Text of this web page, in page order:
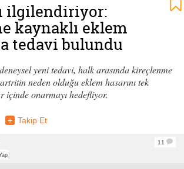
ilgilendiriyor:
kaynaklı eklem
tedavi bulundu
yeni tedavi, halk arasında kireçlenme
neden olduğu eklem hasarını tek
içinde onarmayı hedefliyor.
+ Takip Et
11